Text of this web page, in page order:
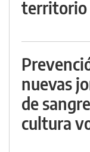
territorio
nuevas
de
cultura